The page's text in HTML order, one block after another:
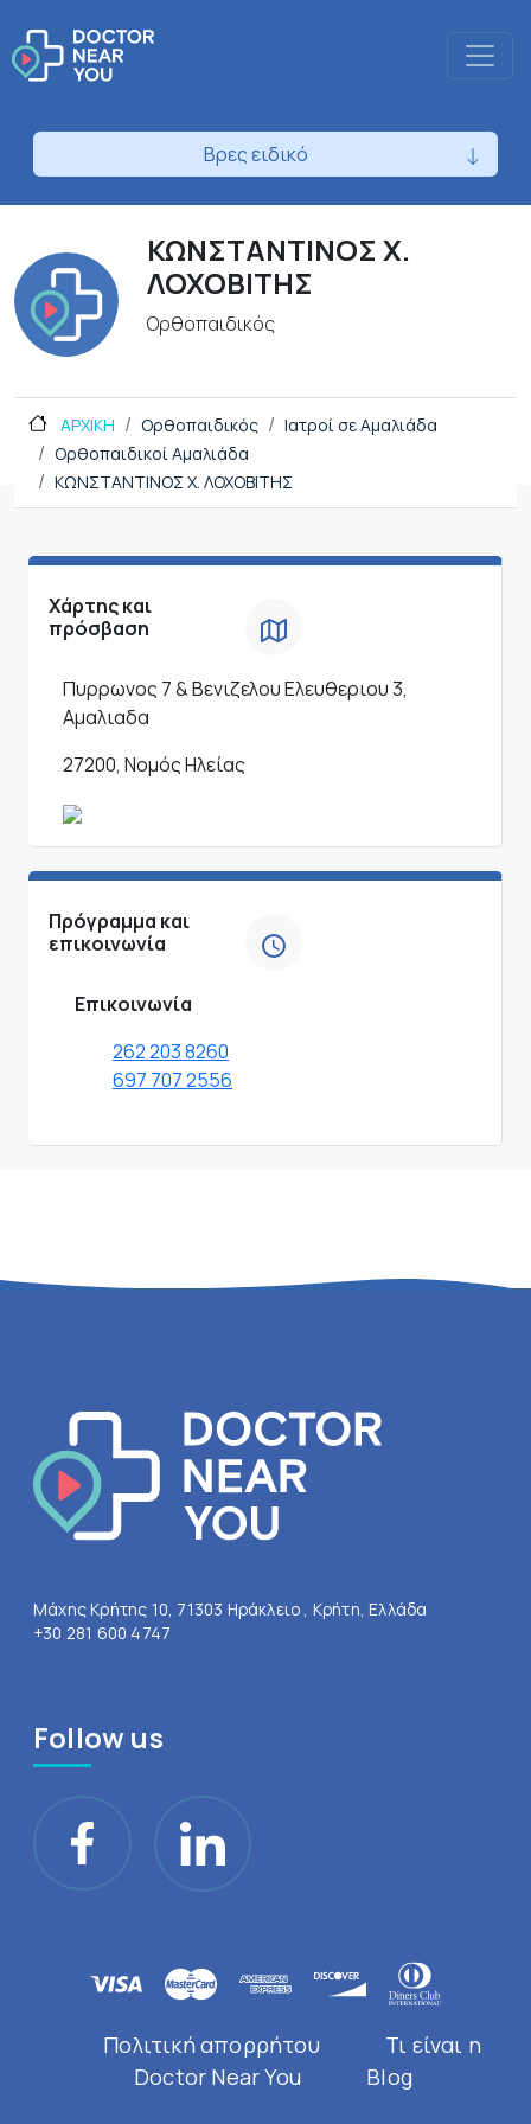
Βρες ειδικό
ΚΩΝΣΤΑΝΤΙΝΟΣ Χ.
ΛΟΧΟΒΙΤΗΣ
Ορθοπαιδικός
ΑΡΧΙΚΗ Ορθοπαιδικός
Ιατροί σε Αμαλιάδα
Ορθοπαιδικοί Αμαλιάδα
ΚΩΝΣΤΑΝΤΙΝΟΣ Χ. ΛΟΧΟΒΙΤΗΣ
Χάρτης και
πρόσβαση
Πυρρωνος 7 & Βενιζελου Ελευθεριου 3,
Αμαλιαδα
27200, Νομός Ηλείας
Πρόγραμμα και
επικοινωνία
Επικοινωνία
262 203 8260
697 707 2556
Μάχης Κρήτης 10, 71303 Ηράκλειο , Κρήτη, Ελλάδα
+30 281 600 4747
Follow us
Πολιτική απορρήτου
Τι είναι η
Doctor Near You
Blog